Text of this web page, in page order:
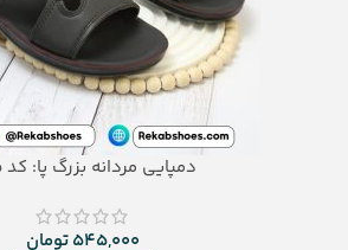
دمپایی مردانه بزرگ پا: کد 805
545,000تومان